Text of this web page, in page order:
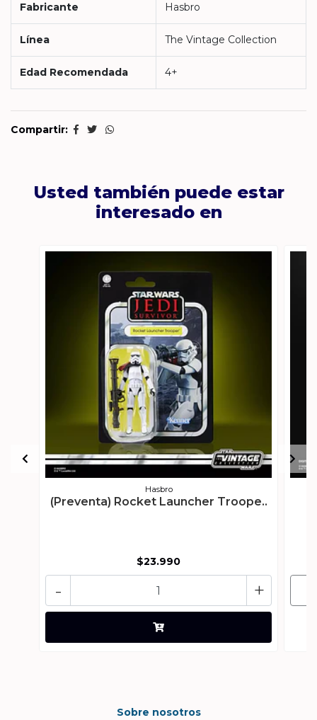
Fabricante Hasbro
Línea The Vintage Collection
Edad Recomendada 4+
Compartir:
Usted también puede estar
interesado en
Hasbro
(Preventa) Rocket Launcher Troope..
$23.990
+
-
Sobre nosotros